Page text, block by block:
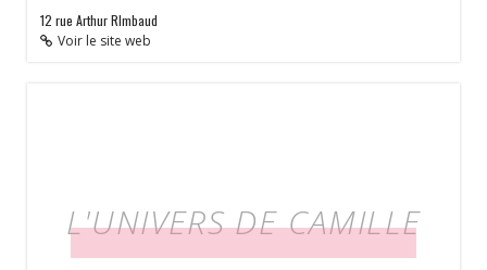
12 rue Arthur RImbaud
Voir le site web
L'UNIVERS DE CAMILLE